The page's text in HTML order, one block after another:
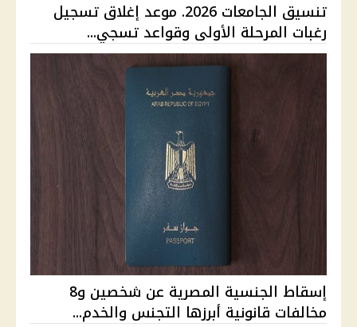
تنسيق الجامعات 2026. موعد إغلاق تسجيل
رغبات المرحلة الأولى وقواعد تسجي...
إسقاط الجنسية المصرية عن شخصين و8
مخالفات قانونية أبرزها التجنس والخدم...